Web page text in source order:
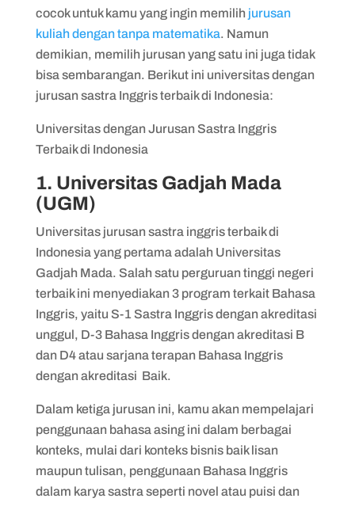
cocok untuk kamu yang ingin memilih jurusan
kuliah dengan tanpa matematika. Namun
demikian, memilih jurusan yang satu ini juga tidak
bisa sembarangan. Berikut ini universitas dengan
jurusan sastra Inggris terbaik di Indonesia:
Universitas dengan Jurusan Sastra Inggris
Terbaik di Indonesia
1. Universitas Gadjah Mada
(UGM)
Universitas jurusan sastra inggris terbaik di
Indonesia yang pertama adalah Universitas
Gadjah Mada. Salah satu perguruan tinggi negeri
terbaik ini menyediakan 3 program terkait Bahasa
Inggris, yaitu S-1 Sastra Inggris dengan akreditasi
unggul, D-3 Bahasa Inggris dengan akreditasi B
dan D4 atau sarjana terapan Bahasa Inggris
dengan akreditasi Baik.
Dalam ketiga jurusan ini, kamu akan mempelajari
penggunaan bahasa asing ini dalam berbagai
konteks, mulai dari konteks bisnis baik lisan
maupun tulisan, penggunaan Bahasa Inggris
dalam karya sastra seperti novel atau puisi dan